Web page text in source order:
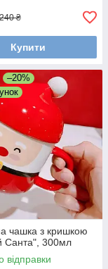
240 ₴
Купити
–20%
чашка з кришкою
Санта", 300мл
відправки